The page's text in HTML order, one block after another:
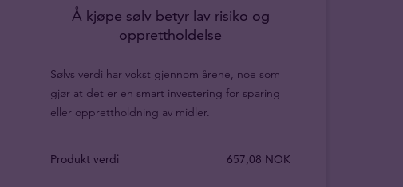
Å kjøpe sølv betyr lav risiko og
opprettholdelse
Sølvs verdi har vokst gjennom årene, noe som
gjør at det er en smart investering for sparing
eller opprettholdning av midler.
Produkt verdi 657,08 NOK